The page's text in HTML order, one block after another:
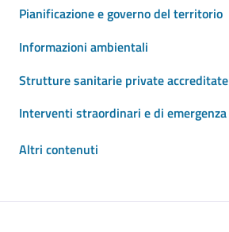
Pianificazione e governo del territorio
Informazioni ambientali
Strutture sanitarie private accreditate
Interventi straordinari e di emergenza
Altri contenuti